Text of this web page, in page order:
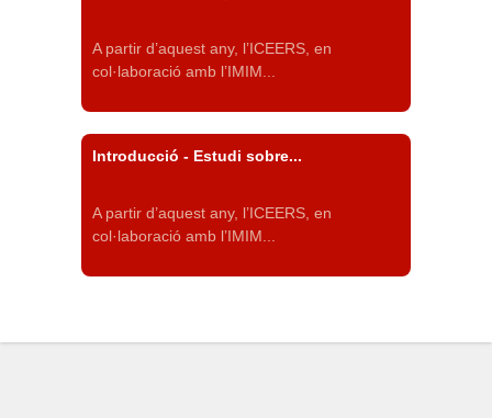
A partir d’aquest any, l’ICEERS, en
col·laboració amb l’IMIM...
Introducció - Estudi sobre...
A partir d’aquest any, l’ICEERS, en
col·laboració amb l’IMIM...